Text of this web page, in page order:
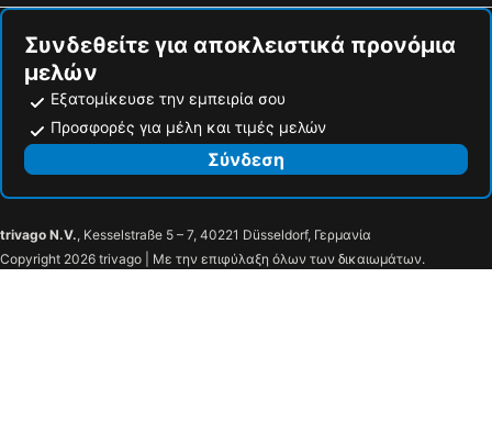
Συνδεθείτε για αποκλειστικά προνόμια
μελών
Εξατομίκευσε την εμπειρία σου
Προσφορές για μέλη και τιμές μελών
Σύνδεση
trivago N.V., Kesselstraße 5 – 7, 40221 Düsseldorf, Γερμανία
Copyright 2026 trivago | Με την επιφύλαξη όλων των δικαιωμάτων.